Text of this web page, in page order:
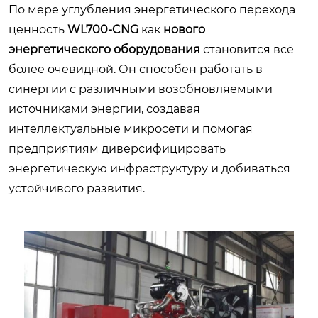
По мере углубления энергетического перехода
ценность WL700-CNG как нового
энергетического оборудования становится всё
более очевидной. Он способен работать в
синергии с различными возобновляемыми
источниками энергии, создавая
интеллектуальные микросети и помогая
предприятиям диверсифицировать
энергетическую инфраструктуру и добиваться
устойчивого развития.